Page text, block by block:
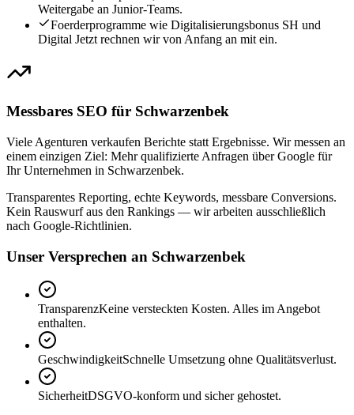
Weitergabe an Junior-Teams.
Foerderprogramme wie Digitalisierungsbonus SH und
Digital Jetzt rechnen wir von Anfang an mit ein.
Messbares SEO für Schwarzenbek
Viele Agenturen verkaufen Berichte statt Ergebnisse. Wir messen an
einem einzigen Ziel: Mehr qualifizierte Anfragen über Google für
Ihr Unternehmen in Schwarzenbek.
Transparentes Reporting, echte Keywords, messbare Conversions.
Kein Rauswurf aus den Rankings — wir arbeiten ausschließlich
nach Google-Richtlinien.
Unser Versprechen an Schwarzenbek
TransparenzKeine versteckten Kosten. Alles im Angebot
enthalten.
GeschwindigkeitSchnelle Umsetzung ohne Qualitätsverlust.
SicherheitDSGVO-konform und sicher gehostet.